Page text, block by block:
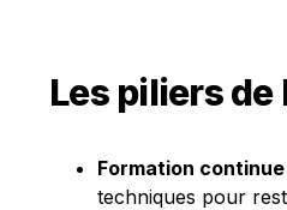
Les piliers
Formation continue
techniques pour